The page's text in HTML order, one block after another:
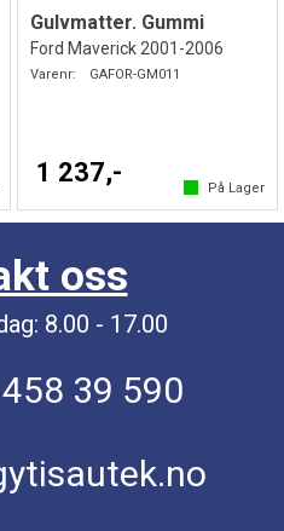
Gulvmatter. Gummi
Ford Maverick 2001-2006
Varenr: GAFOR-GM011
1 237,-
På Lager
oss
8.00 - 17.00
39 590